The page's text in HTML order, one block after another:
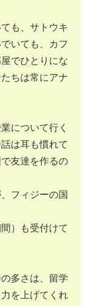
も、サトウキ
いても、カフ
でひとりにな
ちは常にアナ
について行く
は耳も慣れて
友達を作るの
フィジーの国
）も受付けて
多さは、留学
を上げてくれ